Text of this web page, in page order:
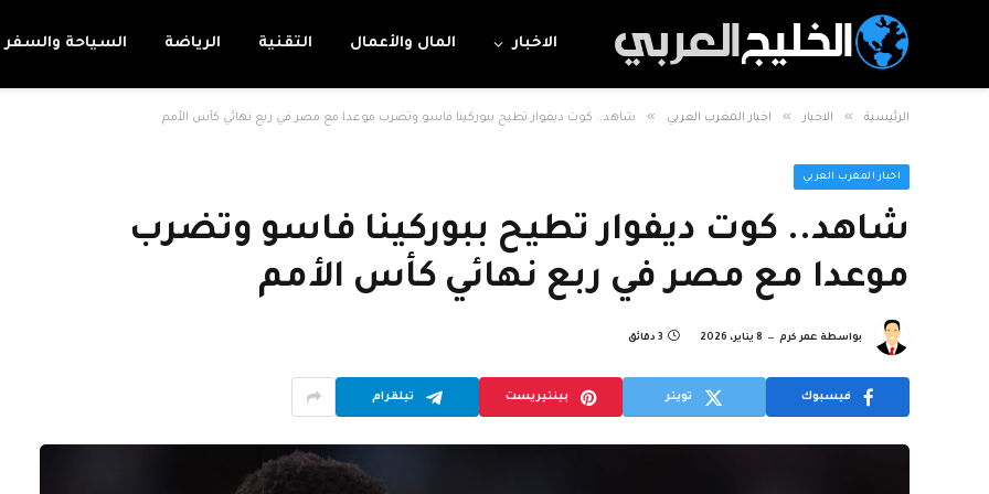
الاخبار المال والأعمال التقنية الرياضة السياحة والسفر
الرئيسية » الاخبار » اخبار المغرب العربي » شاهد.. كوت ديفوار تطيح ببوركينا فاسو وتضرب موعدا مع مصر في ربع نهائي كأس الأمم
اخبار المغرب العربي
شاهد.. كوت ديفوار تطيح ببوركينا فاسو وتضرب
موعدا مع مصر في ربع نهائي كأس الأمم
بواسطة عمر كرم 8 يناير، 2026 3 دقائق
فيسبوك تويتر بينتيريست تيلقرام